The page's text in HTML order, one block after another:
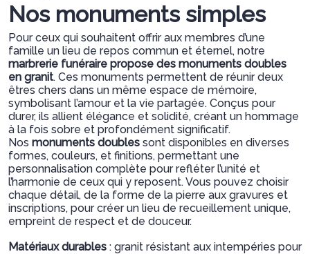
Nos monuments simples
Pour ceux qui souhaitent offrir aux membres d’une
famille un lieu de repos commun et éternel, notre
marbrerie funéraire propose des monuments doubles
en granit. Ces monuments permettent de réunir deux
êtres chers dans un même espace de mémoire,
symbolisant l’amour et la vie partagée. Conçus pour
durer, ils allient élégance et solidité, créant un hommage
à la fois sobre et profondément significatif.
Nos monuments doubles sont disponibles en diverses
formes, couleurs, et finitions, permettant une
personnalisation complète pour refléter l’unité et
l’harmonie de ceux qui y reposent. Vous pouvez choisir
chaque détail, de la forme de la pierre aux gravures et
inscriptions, pour créer un lieu de recueillement unique,
empreint de respect et de douceur.
Matériaux durables : granit résistant aux intempéries pour